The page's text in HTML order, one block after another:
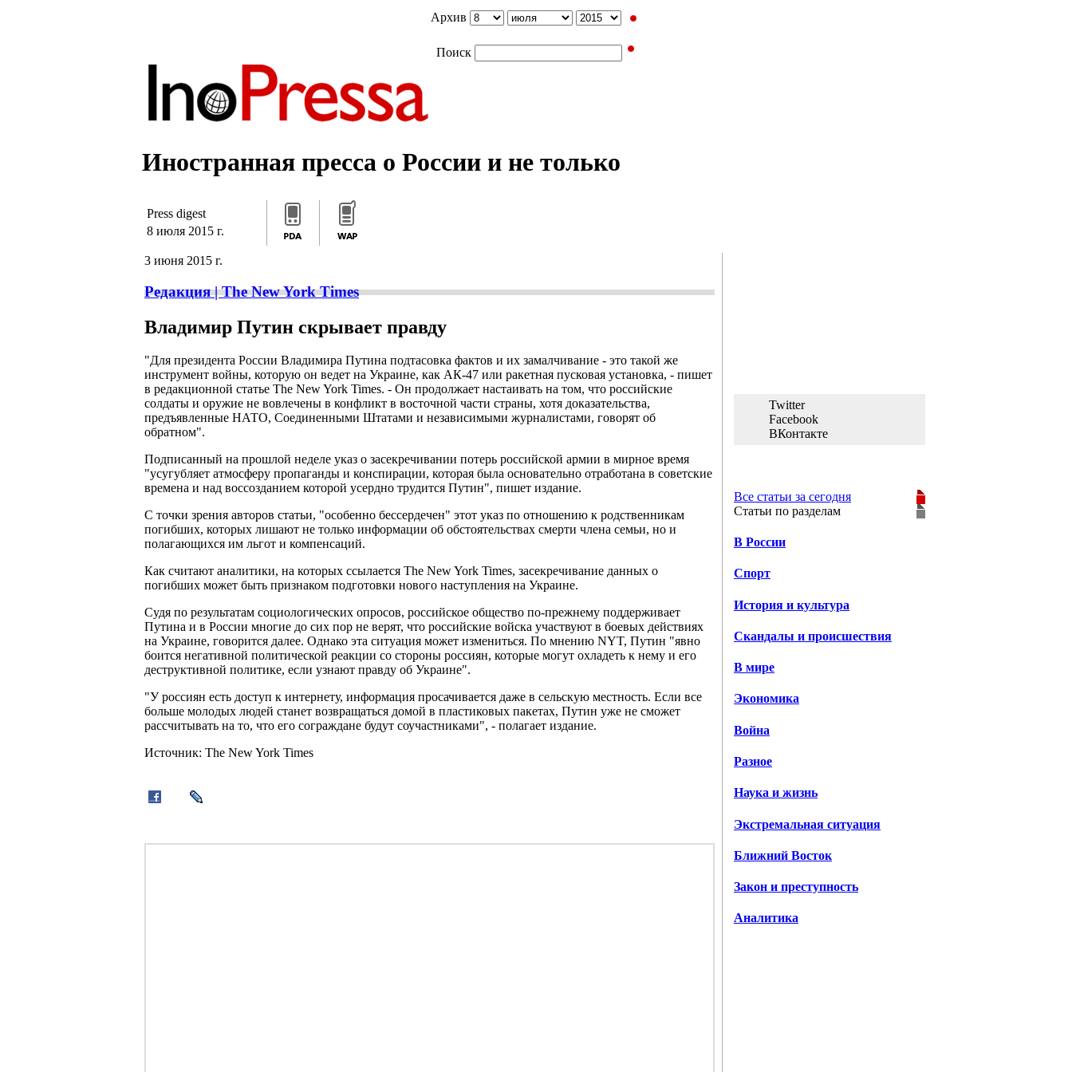
Архив
Поиск
Иностранная пресса о России и не только
Press digest
8 июля 2015 г.
3 июня 2015 г.
Редакция | The New York Times
Владимир Путин скрывает правду
"Для президента России Владимира Путина подтасовка фактов и их замалчивание - это такой же
инструмент войны, которую он ведет на Украине, как АК-47 или ракетная пусковая установка, - пишет
в редакционной статье The New York Times. - Он продолжает настаивать на том, что российские
солдаты и оружие не вовлечены в конфликт в восточной части страны, хотя доказательства,
предъявленные НАТО, Соединенными Штатами и независимыми журналистами, говорят об
обратном".
Подписанный на прошлой неделе указ о засекречивании потерь российской армии в мирное время
"усугубляет атмосферу пропаганды и конспирации, которая была основательно отработана в советские
времена и над воссозданием которой усердно трудится Путин", пишет издание.
С точки зрения авторов статьи, "особенно бессердечен" этот указ по отношению к родственникам
погибших, которых лишают не только информации об обстоятельствах смерти члена семьи, но и
полагающихся им льгот и компенсаций.
Как считают аналитики, на которых ссылается The New York Times, засекречивание данных о
погибших может быть признаком подготовки нового наступления на Украине.
Судя по результатам социологических опросов, российское общество по-прежнему поддерживает
Путина и в России многие до сих пор не верят, что российские войска участвуют в боевых действиях
на Украине, говорится далее. Однако эта ситуация может измениться. По мнению NYT, Путин "явно
боится негативной политической реакции со стороны россиян, которые могут охладеть к нему и его
деструктивной политике, если узнают правду об Украине".
"У россиян есть доступ к интернету, информация просачивается даже в сельскую местность. Если все
больше молодых людей станет возвращаться домой в пластиковых пакетах, Путин уже не сможет
рассчитывать на то, что его сограждане будут соучастниками", - полагает издание.
Источник: The New York Times
Twitter
Facebook
ВКонтакте
Все статьи за сегодня
Статьи по разделам
В России
Спорт
История и культура
Скандалы и происшествия
В мире
Экономика
Война
Разное
Наука и жизнь
Экстремальная ситуация
Ближний Восток
Закон и преступность
Аналитика